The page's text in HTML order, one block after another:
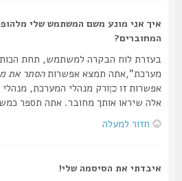
איך אני מונע משם המשתמש שלי מלהופיע
המחוברים?
בעזרת לוח הבקרה למשתמש, תחת הכותרת
מערכת”,אתה תמצא אפשרותהסתר את מצבי
אפשרות זוכןורק מנהלי המערכת, מנהלי
אלה שיראו אותך מחובר. אתה תספר
חזור למעלה
איבדתי את הסיסמה שלי!